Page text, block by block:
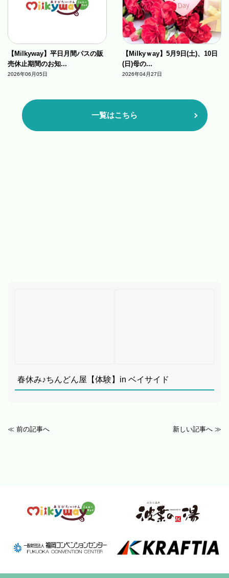
【Milkyway】平日月間パスの販
売休止期間のお知...
2026年06月05日
【Milkyｗay】5月9日(土)、10日
(日)母の...
2026年04月27日
一覧はこちら
春休み♪ちんどん屋【体験】in ベイサイド
≪ 前の記事へ 新しい記事へ ≫